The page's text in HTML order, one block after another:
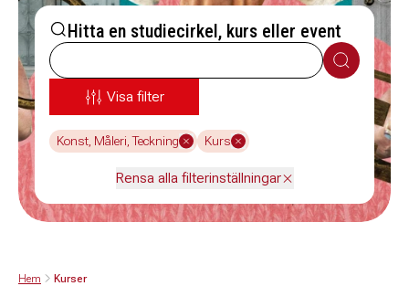
Hitta en studiecirkel, kurs eller event
Sök
Visa filter
Konst, Måleri, Teckning Kurs
Rensa alla filterinställningar
Hem Kurser